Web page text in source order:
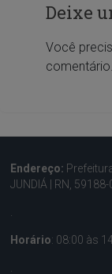
Deixe
Você
comentário.
Endereço:
JUNDIÁ | RN, 59188-
.
Horário: 08:00 às
.